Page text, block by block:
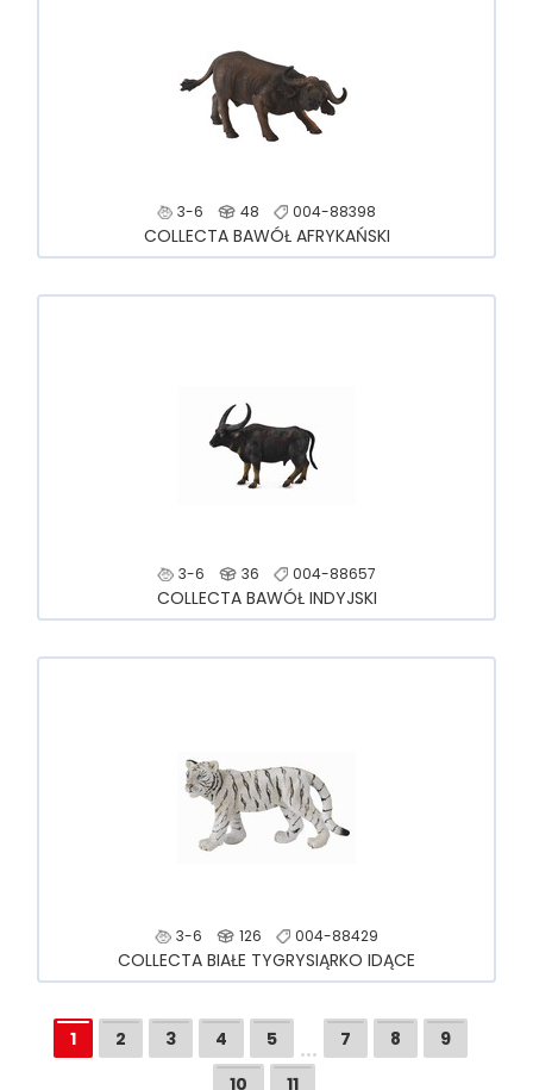
3-6 48 004-88398
COLLECTA BAWÓŁ AFRYKAŃSKI
3-6 36 004-88657
COLLECTA BAWÓŁ INDYJSKI
3-6 126 004-88429
COLLECTA BIAŁE TYGRYSIĄRKO IDĄCE
1 2 3 4 5 … 7 8
9
10
11